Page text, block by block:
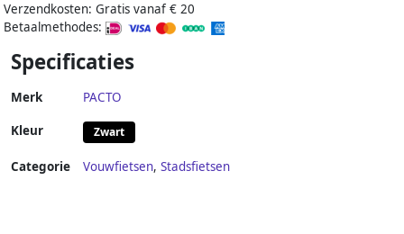
Verzendkosten: Gratis vanaf € 20
Betaalmethodes:
Specificaties
Merk PACTO
Kleur Zwart
Categorie Vouwfietsen, Stadsfietsen